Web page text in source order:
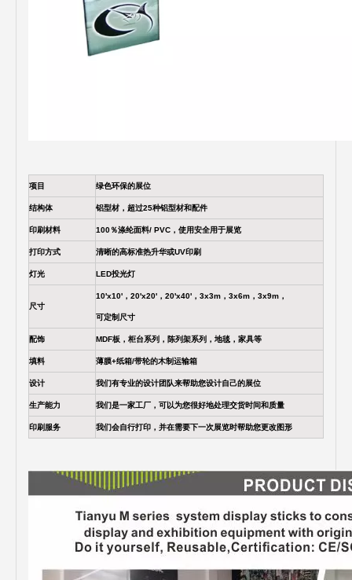
项目 绿色环保的展位
结构体 铝型材，超过25种铝型材和配件
印刷材料 100％涤纶面料/ PVC，使用安全用于展览
打印方式 清晰的高标准热升华或UV印刷
灯光 LED投光灯
尺寸
10'x10'，20'x20'，20'x40'，3x3m，3x6m，3x9m，
可定制尺寸
配饰 MDF板，柜台系列，陈列架系列，地毯，家具等
填料 薄膜+纸箱/带轮的木制运输箱
设计 我们有专业的设计团队来帮助您设计自己的展位
生产能力 我们是一家工厂，可以为您很好地处理交货时间和质量
印刷服务 我们会自行打印，并在需要下一次展览时帮助您更改图形